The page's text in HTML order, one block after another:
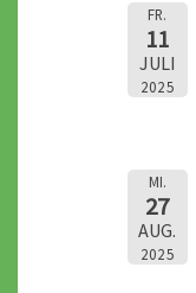
FR.
11
JULI
2025
MI.
27
AUG.
2025